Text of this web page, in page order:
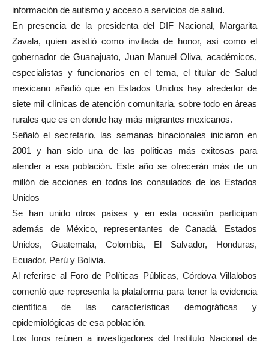
información de autismo y acceso a servicios de salud.
En presencia de la presidenta del DIF Nacional, Margarita
Zavala, quien asistió como invitada de honor, así como el
gobernador de Guanajuato, Juan Manuel Oliva, académicos,
especialistas y funcionarios en el tema, el titular de Salud
mexicano añadió que en Estados Unidos hay alrededor de
siete mil clínicas de atención comunitaria, sobre todo en áreas
rurales que es en donde hay más migrantes mexicanos.
Señaló el secretario, las semanas binacionales iniciaron en
2001 y han sido una de las políticas más exitosas para
atender a esa población. Este año se ofrecerán más de un
millón de acciones en todos los consulados de los Estados
Unidos
Se han unido otros países y en esta ocasión participan
además de México, representantes de Canadá, Estados
Unidos, Guatemala, Colombia, El Salvador, Honduras,
Ecuador, Perú y Bolivia.
Al referirse al Foro de Políticas Públicas, Córdova Villalobos
comentó que representa la plataforma para tener la evidencia
científica de las características demográficas y
epidemiológicas de esa población.
Los foros reúnen a investigadores del Instituto Nacional de